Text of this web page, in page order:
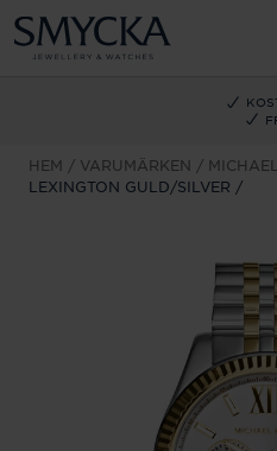
HEM VARUMÄRKEN
LEXINGTON GULD/SILVER